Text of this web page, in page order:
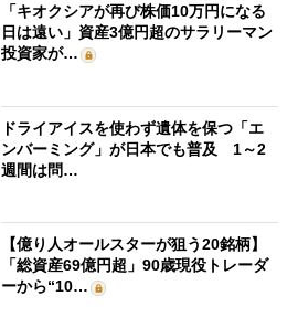
「キオクシアが再び株価10万円になる
日は遠い」資産3億円超のサラリーマン
投資家が…
ドライアイスを使わず遺体を保つ「エ
ンバーミング」が日本でも普及 1～2
週間は問…
【億り人オールスターが狙う20銘柄】
「総資産69億円超」90歳現役トレーダ
ーから“10…